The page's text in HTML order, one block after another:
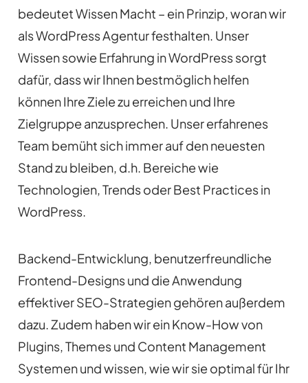
bedeutet Wissen Macht – ein Prinzip, woran wir
als WordPress Agentur festhalten. Unser
Wissen sowie Erfahrung in WordPress sorgt
dafür, dass wir Ihnen bestmöglich helfen
können Ihre Ziele zu erreichen und Ihre
Zielgruppe anzusprechen. Unser erfahrenes
Team bemüht sich immer auf den neuesten
Stand zu bleiben, d.h. Bereiche wie
Technologien, Trends oder Best Practices in
WordPress.
Backend-Entwicklung, benutzerfreundliche
Frontend-Designs und die Anwendung
effektiver SEO-Strategien gehören außerdem
dazu. Zudem haben wir ein Know-How von
Plugins, Themes und Content Management
Systemen und wissen, wie wir sie optimal für Ihr